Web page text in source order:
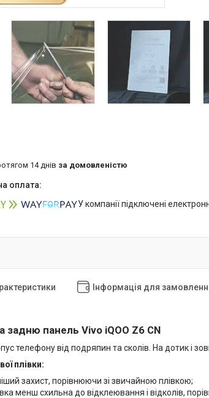
14 днів за домовленістю
У компанії підключені
Інформація для
задню панель Vivo iQOO Z6 CN
телефону від подряпин та сколів. На дотик і
плівки:
захист, порівнюючи зі звичайною плівкою;
менш схильна до відклеювання і відколів,